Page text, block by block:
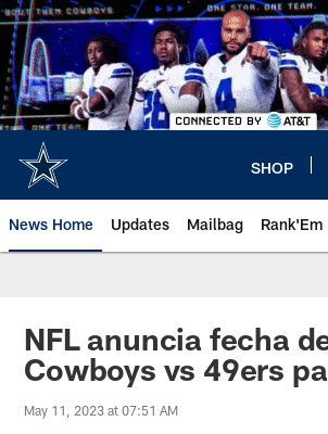
Skip
to
main
content
SHOP
News Home Updates Mailbag Rank'Em
NFL anuncia fecha
Cowboys vs 49ers
May 11, 2023 at 07:51 AM